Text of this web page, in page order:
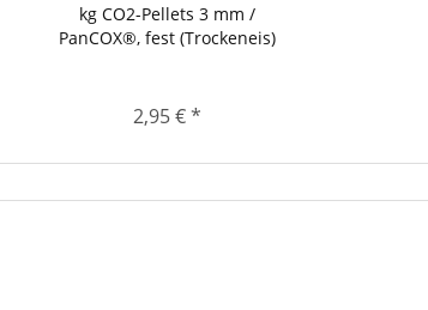
kg CO2-Pellets 3 mm /
PanCOX®, fest (Trockeneis)
2,95 € *